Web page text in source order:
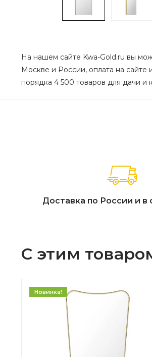
На нашем сайте Kwa-Gold.ru вы
Москве и России, оплата на сайте
порядка 4 500 товаров для дачи и
Доставка по России и в
С этим
Новинка!